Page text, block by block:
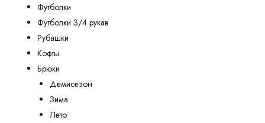
Футболки
Футболки 3/4 рукав
Рубашки
Кофты
Брюки
Демисезон
Зима
Лето